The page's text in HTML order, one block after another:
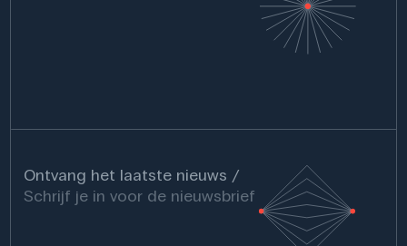
Ontvang het laatste nieuws
Schrijf je in voor de nieuwsbrief